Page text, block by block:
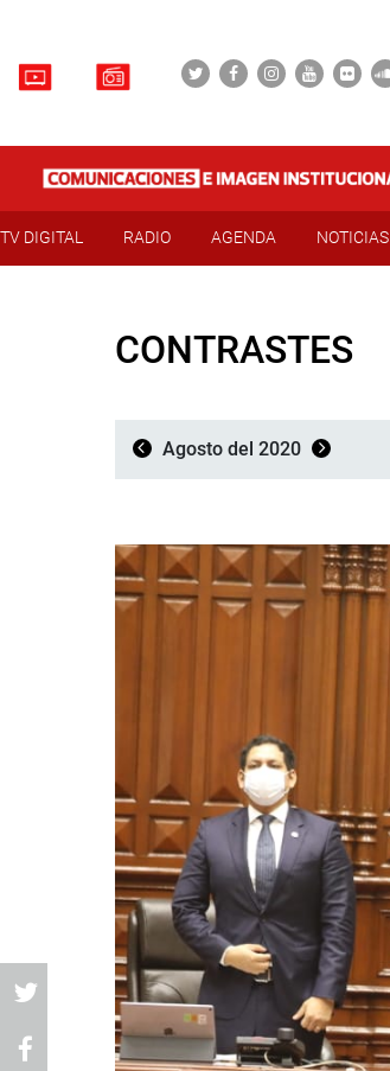
TV DIGITAL RADIO AGENDA NOTICIAS
CONTRASTES
Agosto del 2020